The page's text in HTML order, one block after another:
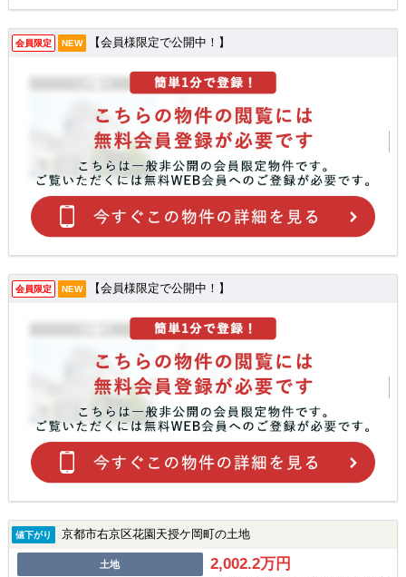
会員限定 NEW 【会員様限定で公開中！】
会員限定 NEW 【会員様限定で公開中！】
値下がり 京都市右京区花園天授ケ岡町の土地
土地 2,002.2万円